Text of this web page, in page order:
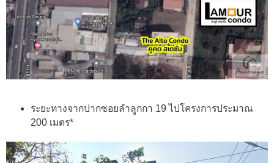
ระยะทางจากปากซอยลำลูกกา 19 ไปโครงการประมาณ
200 เมตร*